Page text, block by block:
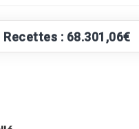
: 68.301,06€